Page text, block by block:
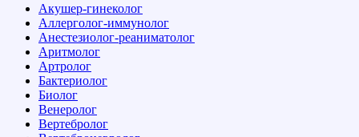
Акушер-гинеколог
Аллерголог-иммунолог
Анестезиолог-реаниматолог
Аритмолог
Артролог
Бактериолог
Биолог
Венеролог
Вертебролог